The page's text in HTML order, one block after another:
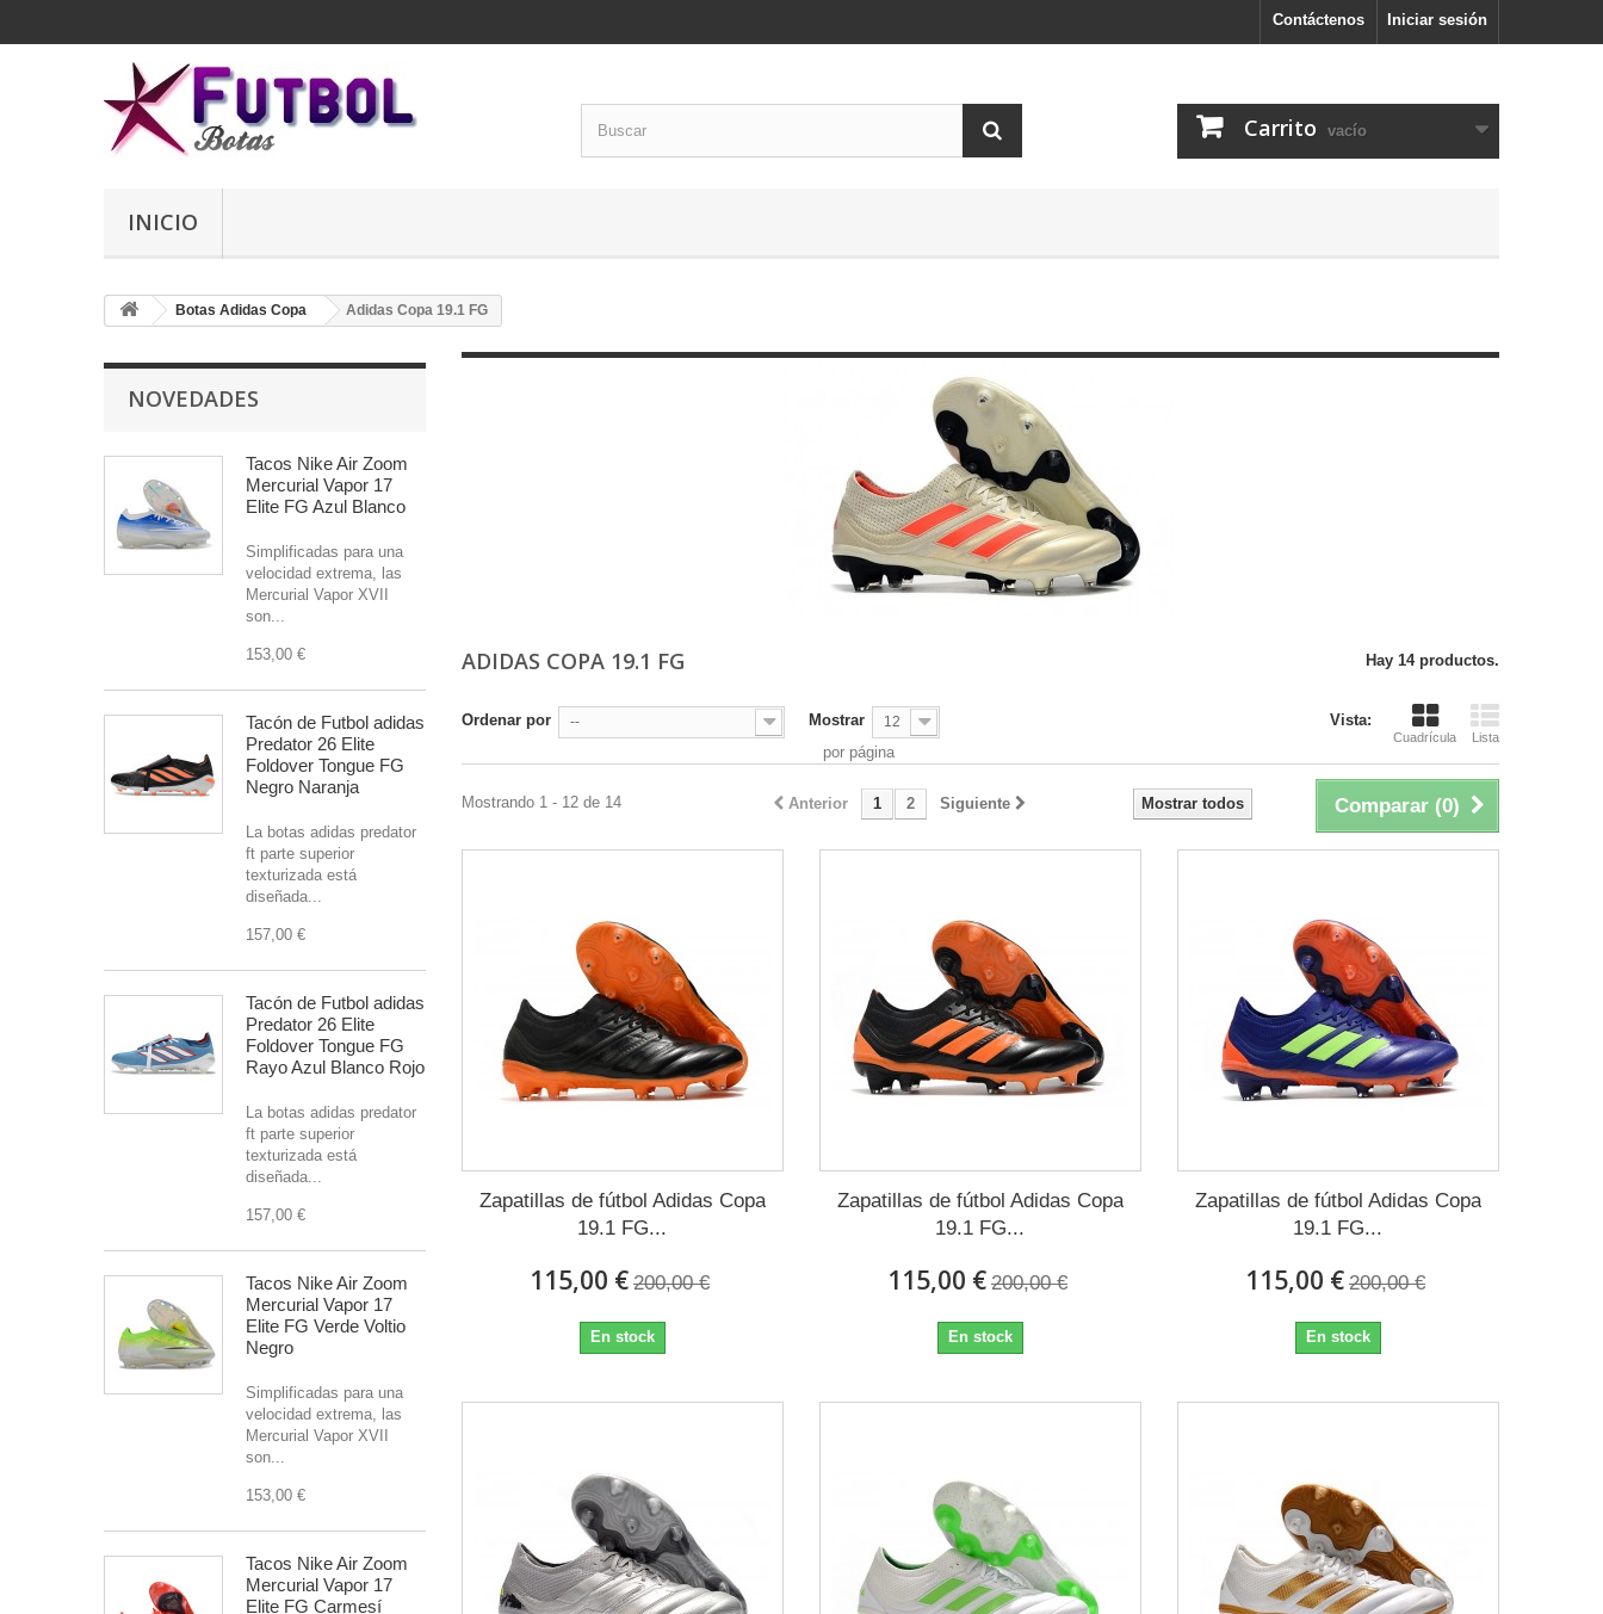
Iniciar sesión
Contáctenos
Carrito vacío
INICIO
Botas Adidas Copa Adidas Copa 19.1 FG
NOVEDADES
Tacos Nike Air Zoom
Mercurial Vapor 17
Elite FG Azul Blanco
Simplificadas para una
velocidad extrema, las
Mercurial Vapor XVII
son...
153,00 €
Tacón de Futbol adidas
Predator 26 Elite
Foldover Tongue FG
Negro Naranja
La botas adidas predator
ft parte superior
texturizada está
diseñada...
157,00 €
Tacón de Futbol adidas
Predator 26 Elite
Foldover Tongue FG
Rayo Azul Blanco Rojo
La botas adidas predator
ft parte superior
texturizada está
diseñada...
157,00 €
Tacos Nike Air Zoom
Mercurial Vapor 17
Elite FG Verde Voltio
Negro
Simplificadas para una
velocidad extrema, las
Mercurial Vapor XVII
son...
153,00 €
Tacos Nike Air Zoom
Mercurial Vapor 17
Elite FG Carmesí
ADIDAS COPA 19.1 FG Hay 14 productos.
Vista:
Cuadrícula Lista
Ordenar por -- Mostrar 12
por página
Comparar (0)
Mostrar todos
Anterior 1 2 Siguiente
Mostrando 1 - 12 de 14
Zapatillas de fútbol Adidas Copa
19.1 FG...
115,00 € 200,00 €
En stock
Zapatillas de fútbol Adidas Copa
19.1 FG...
115,00 € 200,00 €
En stock
Zapatillas de fútbol Adidas Copa
19.1 FG...
115,00 € 200,00 €
En stock